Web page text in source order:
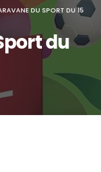
DU SPORT DU 15
du